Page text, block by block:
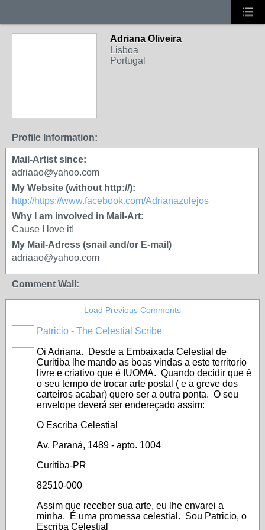
Adriana Oliveira
Lisboa
Portugal
Profile Information:
Mail-Artist since:
adriaao@yahoo.com
My Website (without http://):
http://https://www.facebook.com/Adrianazulejos
Why I am involved in Mail-Art:
Cause I love it!
My Mail-Adress (snail and/or E-mail)
adriaao@yahoo.com
Comment Wall:
Load Previous Comments
Patricio - The Celestial Scribe
Oi Adriana. Desde a Embaixada Celestial de
Curitiba lhe mando as boas vindas a este territorio
livre e criativo que é IUOMA. Quando decidir que é
o seu tempo de trocar arte postal ( e a greve dos
carteiros acabar) quero ser a outra ponta. O seu
envelope deverá ser endereçado assim:
O Escriba Celestial
Av. Paraná, 1489 - apto. 1004
Curitiba-PR
82510-000
Assim que receber sua arte, eu lhe envarei a
minha. É uma promessa celestial. Sou Patricio, o
Escriba Celestial